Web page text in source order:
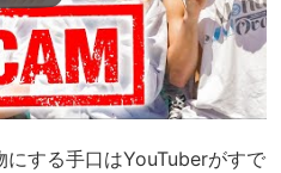
する手口はYouTuberがすで